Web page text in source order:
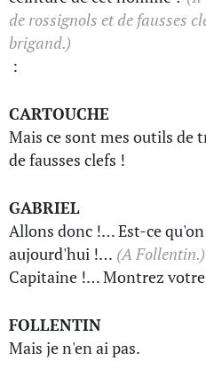
de rossignols et de fausses
brigand.)
:
CARTOUCHE
Mais ce sont mes outils de
de fausses clefs !
GABRIEL
Allons donc !… Est-ce qu'on
aujourd'hui !… (A Follentin.)
Capitaine !… Montrez
FOLLENTIN
Mais je n'en ai pas.